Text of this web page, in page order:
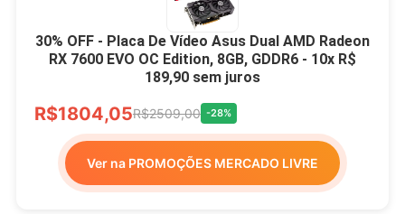
30% OFF - Placa De Vídeo Asus Dual AMD Radeon
RX 7600 EVO OC Edition, 8GB, GDDR6 - 10x R$
189,90 sem juros
R$1804,05R$2509,00 -28%
Ver na PROMOÇÕES MERCADO LIVRE